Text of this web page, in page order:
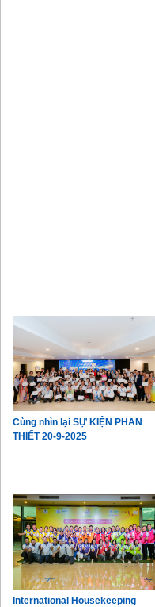
Cùng nhìn lại SỰ KIỆN PHAN
THIẾT 20-9-2025
International Housekeeping